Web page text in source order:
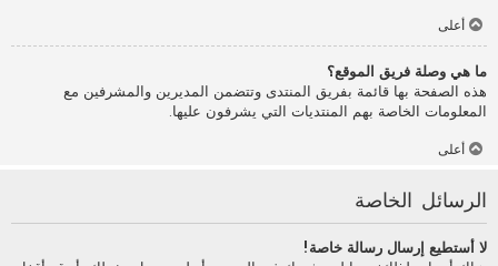
أعلى
ما هي وصلة فريق الموقع؟
هذه الصفحة بها قائمة بفريق المنتدى وتتضمن المديرين والمشرفين مع
المعلومات الخاصة بهم المنتديات التي يشرفون عليها.
أعلى
الرسائل الخاصة
لا أستطيع إرسال رسالة خاصة!